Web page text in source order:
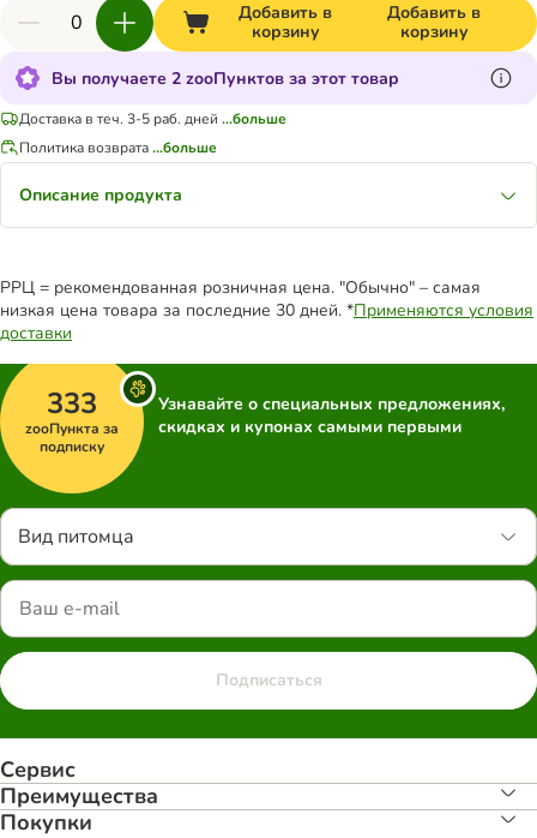
Добавить в
корзину
Добавить в
корзину
Вы получаете 2 zooПунктов за этот товар
Доставка в теч. 3-5 раб. дней ...больше
Политика возврата...больше
Описание продукта
РРЦ = рекомендованная розничная цена. "Обычно" – самая
низкая цена товара за последние 30 дней. *Применяются условия
доставки
333
zooПункта за
подписку
Узнавайте о специальных предложениях,
скидках и купонах самыми первыми
Вид питомца
Подписаться
Сервис
Преимуществa
Покупки